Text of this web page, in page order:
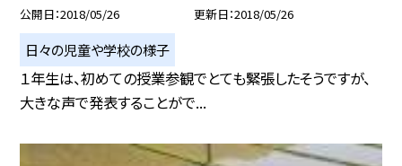
公開日 2018/05/26 更新日 2018/05/26
日々の児童や学校の様子
１年生は、初めての授業参観でとても緊張したそうですが、
大きな声で発表することがで...